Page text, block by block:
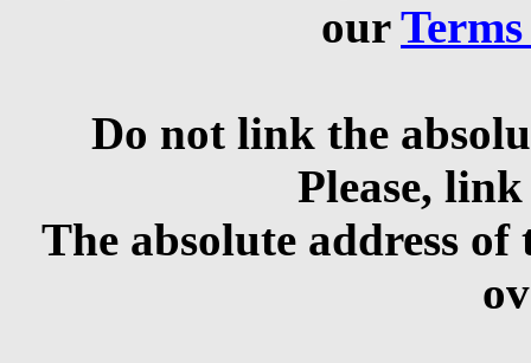
our
Do not link the
Please,
The absolute address